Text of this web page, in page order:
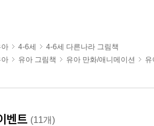
아 4-6세
4-6세 다른나라 그림책
아 유아 그림책 유아 만화/애니메이션 유
벤트 (11개)